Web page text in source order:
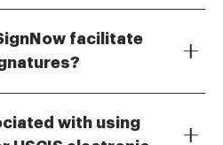
to the U.S.
Services. This method is
and use USCIS
facilitate
ensures that your USCIS
with using